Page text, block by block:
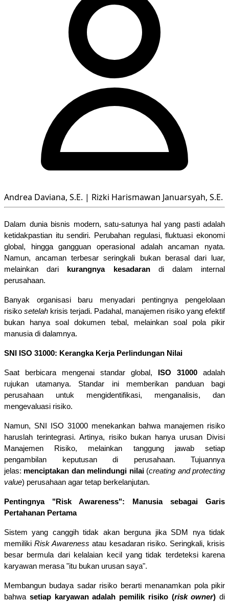
Andrea Daviana, S.E. | Rizki Harismawan Januarsyah, S.E.
Dalam dunia bisnis modern, satu-satunya hal yang pasti adalah
ketidakpastian itu sendiri. Perubahan regulasi, fluktuasi ekonomi
global, hingga gangguan operasional adalah ancaman nyata.
Namun, ancaman terbesar seringkali bukan berasal dari luar,
melainkan dari
kurangnya kesadaran di dalam internal
perusahaan.
Banyak organisasi baru menyadari pentingnya pengelolaan
risiko setelah krisis terjadi. Padahal, manajemen risiko yang efektif
bukan hanya soal dokumen tebal, melainkan soal pola pikir
manusia di dalamnya.
SNI ISO 31000: Kerangka Kerja Perlindungan Nilai
Saat berbicara mengenai standar global, ISO 31000 adalah
rujukan utamanya. Standar ini memberikan panduan bagi
perusahaan untuk mengidentifikasi, menganalisis, dan
mengevaluasi risiko.
Namun, SNI ISO 31000 menekankan bahwa manajemen risiko
haruslah terintegrasi. Artinya, risiko bukan hanya urusan Divisi
Manajemen Risiko, melainkan tanggung jawab setiap
pengambilan keputusan di perusahaan. Tujuannya
jelas: menciptakan dan melindungi nilai (creating and protecting
value) perusahaan agar tetap berkelanjutan.
Pentingnya "Risk Awareness": Manusia sebagai Garis
Pertahanan Pertama
Sistem yang canggih tidak akan berguna jika SDM nya tidak
memiliki Risk Awareness atau kesadaran risiko. Seringkali, krisis
besar bermula dari kelalaian kecil yang tidak terdeteksi karena
karyawan merasa "itu bukan urusan saya".
Membangun budaya sadar risiko berarti menanamkan pola pikir
bahwa setiap karyawan adalah pemilik risiko (risk owner) di